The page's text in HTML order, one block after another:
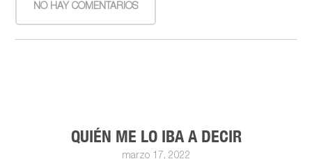
NO HAY COMENTARIOS
QUIÉN ME LO IBA A DECIR
marzo 17, 2022